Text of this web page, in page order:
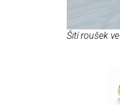
Šití roušek